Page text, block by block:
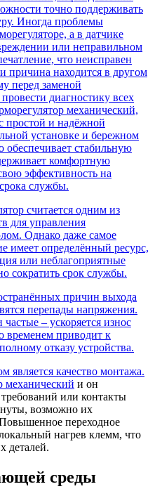
точно поддерживать
Иногда проблемы
а в датчике
или неправильном
что неисправен
причина находится в другом
перед заменой
диагностику всех
механический,
простой и надёжной
установке и бережном
обеспечивает стабильную
комфортную
эффективность на
службы.
считается одним из
для управления
Однако даже самое
имеет определённый ресурс,
или неблагоприятные
сократить срок службы.
причин выхода
перепады напряжения.
– ускоряется износ
временем приводит к
отказу устройства.
качество монтажа.
механический и он
или контакты
возможно их
переходное
нагрев клемм, что
деталей.
среды